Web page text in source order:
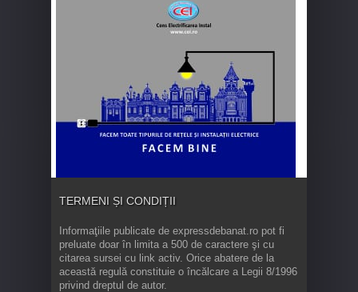
TERMENI ȘI CONDIȚII
Informaţiile publicate de expressdebanat.ro pot fi
preluate doar în limita a 500 de caractere şi cu
citarea sursei cu link activ. Orice abatere de la
această regulă constituie o încălcare a Legii 8/1996
privind dreptul de autor.